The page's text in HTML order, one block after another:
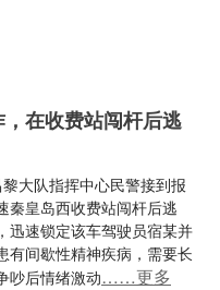
在收费站闯杆后逃
大队指挥中心民警接到报
秦皇岛西收费站闯杆后逃
迅速锁定该车驾驶员宿某并
有间歇性精神疾病，需要长
吵后情绪激动……更多